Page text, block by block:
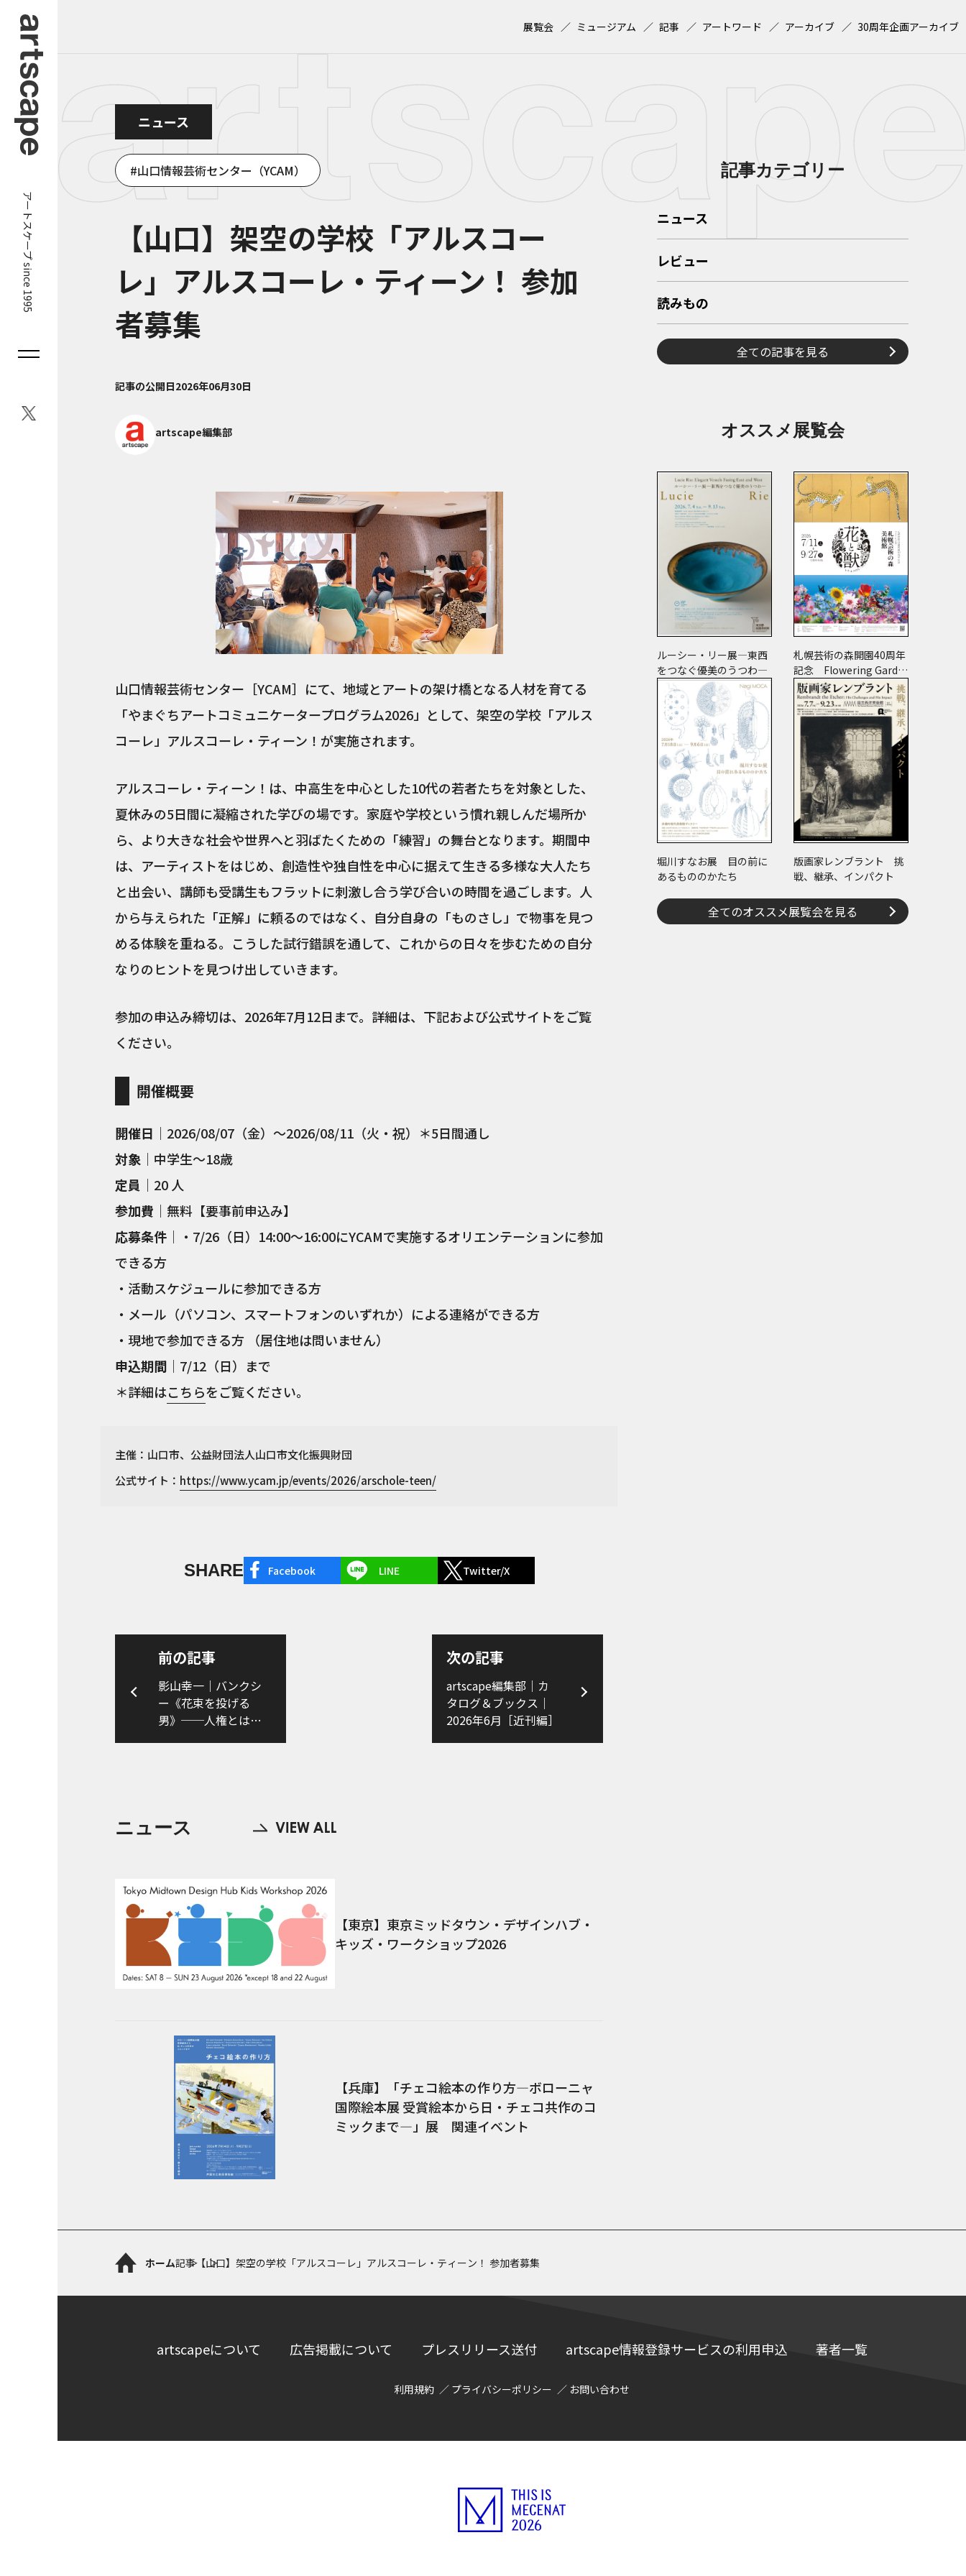
アートスケープ since 1995
展覧会 ミュージアム 記事 アートワード アーカイブ 30周年企画アーカイブ
ニュース
山口情報芸術センター（YCAM）
【山口】架空の学校「アルスコー
レ」アルスコーレ・ティーン！ 参加
者募集
記事の公開日2026年06月30日
artscape編集部
山口情報芸術センター［YCAM］にて、地域とアートの架け橋となる人材を育てる
「やまぐちアートコミュニケータープログラム2026」として、架空の学校「アルス
コーレ」アルスコーレ・ティーン！が実施されます。
アルスコーレ・ティーン！は、中高生を中心とした10代の若者たちを対象とした、
夏休みの5日間に凝縮された学びの場です。家庭や学校という慣れ親しんだ場所か
ら、より大きな社会や世界へと羽ばたくための「練習」の舞台となります。期間中
は、アーティストをはじめ、創造性や独自性を中心に据えて生きる多様な大人たち
と出会い、講師も受講生もフラットに刺激し合う学び合いの時間を過ごします。人
から与えられた「正解」に頼るのではなく、自分自身の「ものさし」で物事を見つ
める体験を重ねる。こうした試行錯誤を通して、これからの日々を歩むための自分
なりのヒントを見つけ出していきます。
参加の申込み締切は、2026年7月12日まで。詳細は、下記および公式サイトをご覧
ください。
開催概要
開催日 ｜2026/08/07（金）～2026/08/11（火・祝）＊5日間通し
対象 ｜中学生〜18歳
定員 ｜20 人
参加費 ｜無料【要事前申込み】
応募条件 ｜・7/26（日）14:00〜16:00にYCAMで実施するオリエンテーションに参加
できる方
・活動スケジュールに参加できる方
・メール（パソコン、スマートフォンのいずれか）による連絡ができる方
・現地で参加できる方 （居住地は問いません）
申込期間 ｜7/12（日）まで
＊詳細はこちらをご覧ください。
主催：山口市、公益財団法人山口市文化振興財団
公式サイト： https://www.ycam.jp/events/2026/arschole-teen/
SHARE Facebook LINE Twitter/X
前の記事
影山幸一｜バンクシ
ー《花束を投げる
男》──人権とは何
次の記事
artscape編集部｜カ
タログ＆ブックス｜
2026年6月［近刊編］
ニュース
【東京】東京ミッドタウン・デザインハブ・
キッズ・ワークショップ2026
【兵庫】「チェコ絵本の作り方―ボローニャ
国際絵本展 受賞絵本から日・チェコ共作のコ
ミックまで―」展 関連イベント
記事カテゴリー
ニュース
レビュー
読みもの
全ての記事を見る
オススメ展覧会
ルーシー・リー展―東西
をつなぐ優美のうつわ―
札幌芸術の森開園40周年
記念 Flowering Garde
n 花と獣 いろとかた
ち
堀川すなお展 目の前に
あるもののかたち
版画家レンブラント 挑
戦、継承、インパクト
全てのオススメ展覧会を見る
ホーム記事【山口】架空の学校「アルスコーレ」アルスコーレ・ティーン！ 参加者募集
artscapeについて 広告掲載について プレスリリース送付 artscape情報登録サービスの利用申込 著者一覧
利用規約 プライバシーポリシー お問い合わせ